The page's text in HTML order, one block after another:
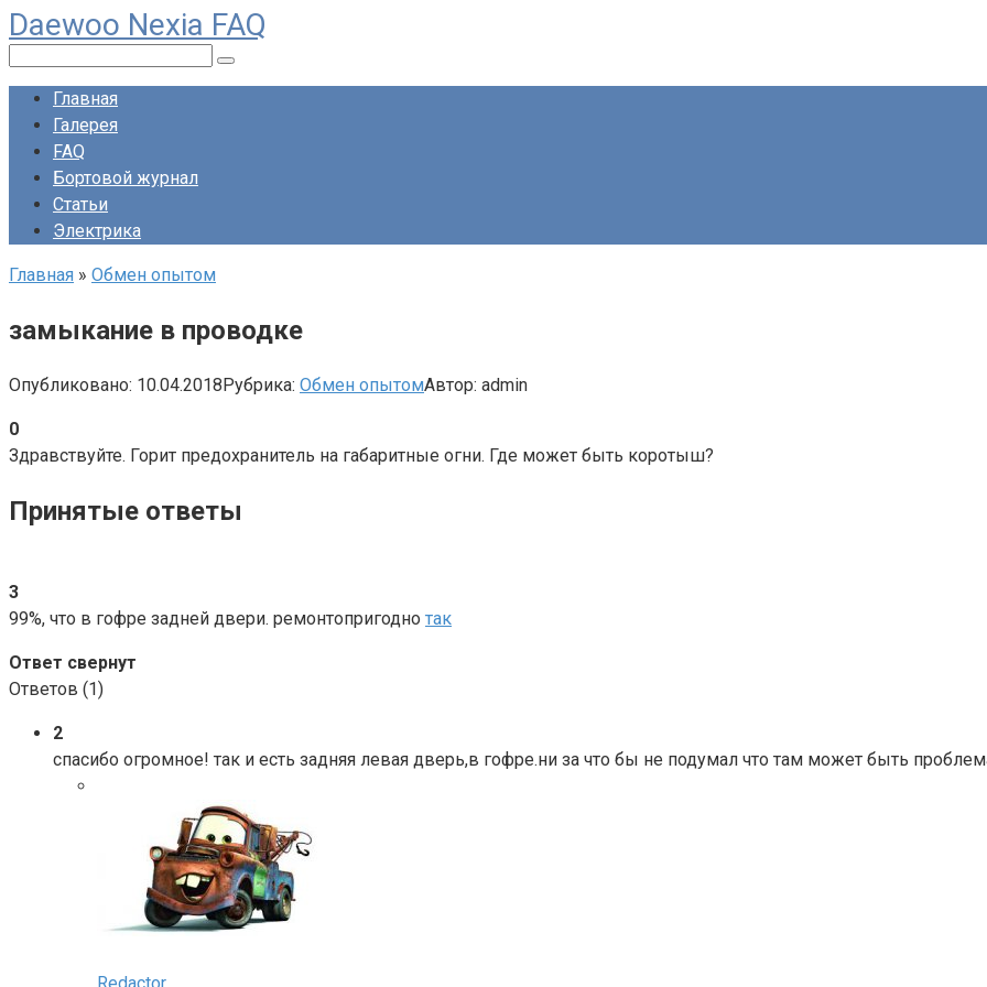
Перейти
к
контенту
Daewoo Nexia FAQ
Главная
Галерея
FAQ
Бортовой журнал
Статьи
Электрика
Главная » Обмен опытом
замыкание в проводке
Опубликовано: 10.04.2018Рубрика: Обмен опытомАвтор: admin
0
Здравствуйте. Горит предохранитель на габаритные огни. Где может быть коротыш?
Принятые ответы
3
99%, что в гофре задней двери. ремонтопригодно так
Ответ свернут
Ответов (1)
2
спасибо огромное! так и есть задняя левая дверь,в гофре.ни за что бы не подумал что там может быть
Redactor